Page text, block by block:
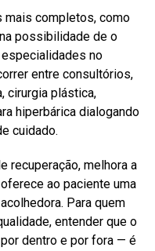
mais completos, como
possibilidade de o
no
entre consultórios,
cirurgia plástica,
hiperbárica dialogando
cuidado.
recuperação, melhora a
ao paciente uma
Para quem
entender que o
dentro e por fora — é